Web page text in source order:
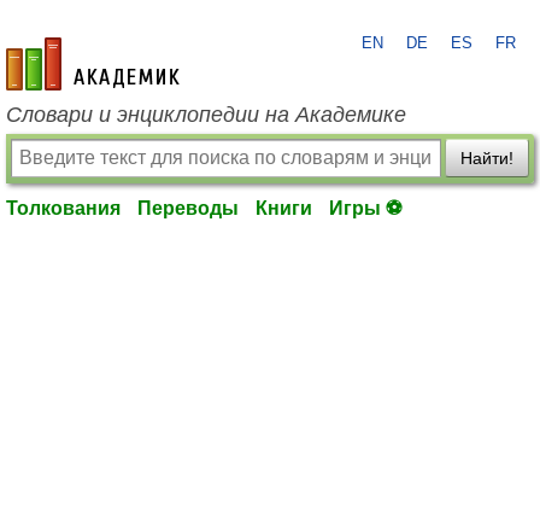
academic.ru
EN DE ES FR
Словари и энциклопедии на Академике
Найти!
Толкования Переводы Книги Игры ⚽